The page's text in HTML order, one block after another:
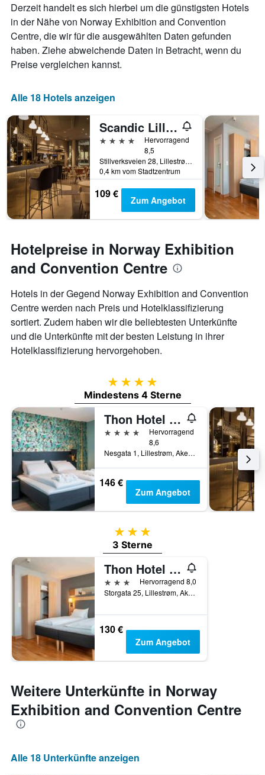
Derzeit handelt es sich hierbei um die günstigsten Hotels
in der Nähe von Norway Exhibition and Convention
Centre, die wir für die ausgewählten Daten gefunden
haben. Ziehe abweichende Daten in Betracht, wenn du
Preise vergleichen kannst.
Alle 18 Hotels anzeigen
Scandic Lillestrøm
4 Sterne
Hervorragend
8,5
Stillverksveien 28, Lillestrøm, Akershus, Norwegen
0,4 km vom Stadtzentrum
109 € Zum Angebot
Hotelpreise in Norway Exhibition
and Convention Centre
Hotels in der Gegend Norway Exhibition and Convention
Centre werden nach Preis und Hotelklassifizierung
sortiert. Zudem haben wir die beliebtesten Unterkünfte
und die Unterkünfte mit der besten Leistung in ihrer
Hotelklassifizierung hervorgehoben.
4 Sterne
Mindestens 4 Sterne
Thon Hotel Arena
4 Sterne
Hervorragend
8,6
Nesgata 1, Lillestrøm, Akershus, Norwegen
146 €
Zum Angebot
3 Sterne
3 Sterne
Thon Hotel Lillestrøm
3 Sterne
Hervorragend 8,0
Storgata 25, Lillestrøm, Akershus, Norwegen
130 €
Zum Angebot
Weitere Unterkünfte in Norway
Exhibition and Convention Centre
Alle 18 Unterkünfte anzeigen